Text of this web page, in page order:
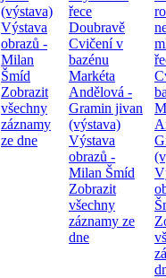
(výstava)
Výstava
obrazů -
Milan
Šmíd
Zobrazit
všechny
záznamy
ze dne
řece
Doubravě
Cvičení v
bazénu
Markéta
Andělová -
Gramin jivan
(výstava)
Výstava
obrazů -
Milan Šmíd
Zobrazit
všechny
záznamy ze
dne